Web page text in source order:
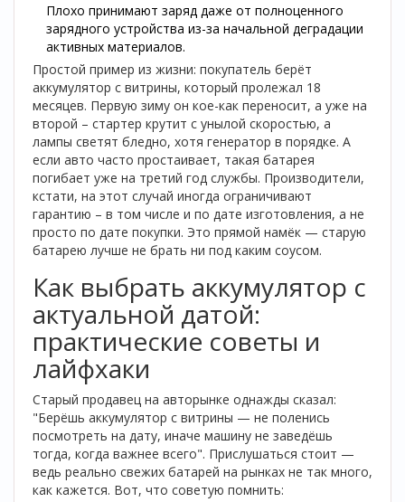
Плохо принимают заряд даже от полноценного
зарядного устройства из-за начальной деградации
активных материалов.
Простой пример из жизни: покупатель берёт
аккумулятор с витрины, который пролежал 18
месяцев. Первую зиму он кое-как переносит, а уже на
второй – стартер крутит с унылой скоростью, а
лампы светят бледно, хотя генератор в порядке. А
если авто часто простаивает, такая батарея
погибает уже на третий год службы. Производители,
кстати, на этот случай иногда ограничивают
гарантию – в том числе и по дате изготовления, а не
просто по дате покупки. Это прямой намёк — старую
батарею лучше не брать ни под каким соусом.
Как выбрать аккумулятор с
актуальной датой:
практические советы и
лайфхаки
Старый продавец на авторынке однажды сказал:
"Берёшь аккумулятор с витрины — не поленись
посмотреть на дату, иначе машину не заведёшь
тогда, когда важнее всего". Прислушаться стоит —
ведь реально свежих батарей на рынках не так много,
как кажется. Вот, что советую помнить: